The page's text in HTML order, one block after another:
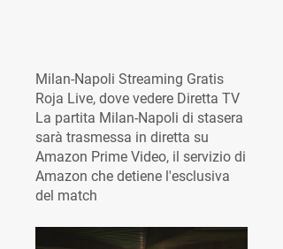
Milan-Napoli Streaming Gratis
Roja Live, dove vedere Diretta TV
La partita Milan-Napoli di stasera
sarà trasmessa in diretta su
Amazon Prime Video, il servizio di
Amazon che detiene l'esclusiva
del match